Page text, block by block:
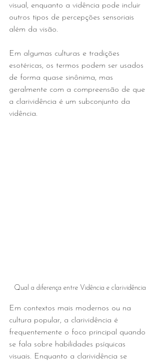
visual, enquanto a vidência pode incluir
outros tipos de percepções sensoriais
além da visão.
Em algumas culturas e tradições
esotéricas, os termos podem ser usados
de forma quase sinônima, mas
geralmente com a compreensão de que
a clarividência é um subconjunto da
vidência.
Qual a diferença entre Vidência e clarividência
Em contextos mais modernos ou na
cultura popular, a clarividência é
frequentemente o foco principal quando
se fala sobre habilidades psíquicas
visuais. Enquanto a clarividência se